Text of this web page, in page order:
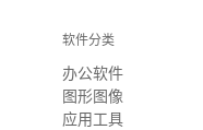
软件分类
办公软件
图形图像
应用工具